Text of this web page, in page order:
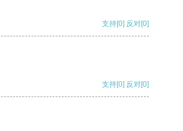
支持[0] 反对[0]
支持[0] 反对[0]